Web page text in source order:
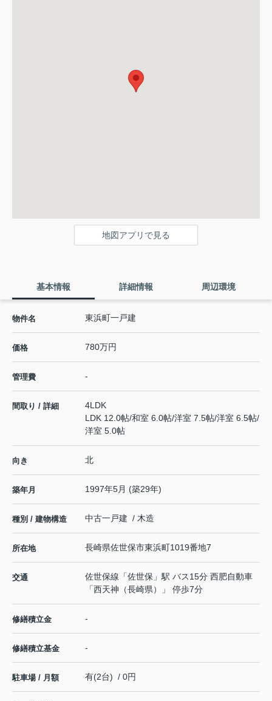
地図アプリで見る
基本情報 詳細情報 周辺環境
物件名 東浜町一戸建
価格 780万円
管理費 -
間取り / 詳細
4LDK
LDK 12.0帖/和室 6.0帖/洋室 7.5帖/洋室 6.5帖/
洋室 5.0帖
向き 北
築年月 1997年5月 (築29年)
種別 / 建物構造 中古一戸建 / 木造
所在地 長崎県佐世保市東浜町1019番地7
交通 佐世保線 「佐世保 」駅 バス15分 西肥自動車
「西天神（長崎県）」 停歩7分
修繕積立金 -
修繕積立基金 -
駐車場 / 月額 有(2台) / 0円